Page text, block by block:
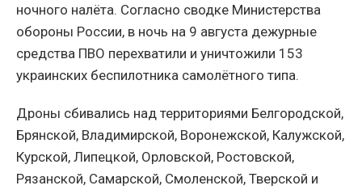
ночного налёта. Согласно сводке Министерства
обороны России, в ночь на 9 августа дежурные
средства ПВО перехватили и уничтожили 153
украинских беспилотника самолётного типа.
Дроны сбивались над территориями Белгородской,
Брянской, Владимирской, Воронежской, Калужской,
Курской, Липецкой, Орловской, Ростовской,
Рязанской, Самарской, Смоленской, Тверской и